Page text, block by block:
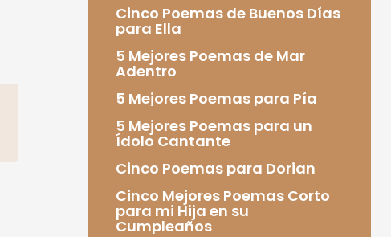
Cinco Poemas de Buenos Días
para Ella
5 Mejores Poemas de Mar
Adentro
5 Mejores Poemas para Pía
5 Mejores Poemas para un
Ídolo Cantante
Cinco Poemas para Dorian
Cinco Mejores Poemas Corto
para mi Hija en su
Cumpleaños